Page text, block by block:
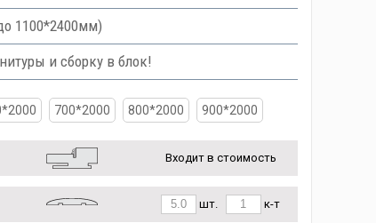
1100*2400мм)
и сборку в блок!
700*2000 800*2000 900*2000
Входит в стоимость
шт. к-т